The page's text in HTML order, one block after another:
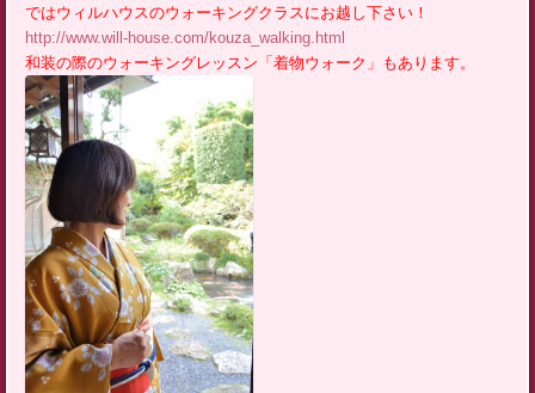
ではウィルハウスのウォーキングクラスにお越し下さい！
http://www.will-house.com/kouza_walking.html
和装の際のウォーキングレッスン「着物ウォーク」もあります。